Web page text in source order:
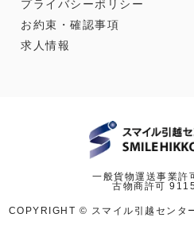
プライバシーポリシー
お約束・確認事項
求人情報
一般貨物運送事業
古物商許可
COPYRIGHT © スマイル引越セン